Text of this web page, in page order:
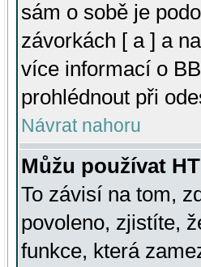
sám o sobě je
závorkách [ a ] a
více informací o
prohlédnout při
Návrat nahoru
Můžu používat
To závisí na tom,
povoleno, zjistíte,
funkce, která